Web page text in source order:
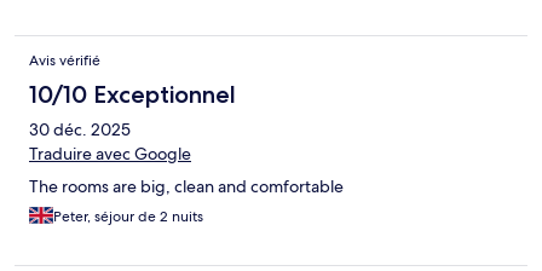
Avis vérifié
10/10 Exceptionnel
30 déc. 2025
Traduire avec Google
The rooms are big, clean and comfortable
Peter, séjour de 2 nuits